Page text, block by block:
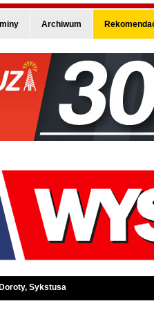
Archiwum
Doroty, Sykstusa